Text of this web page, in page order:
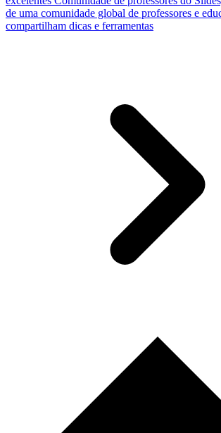
de uma comunidade global de professores e
compartilham dicas e ferramentas